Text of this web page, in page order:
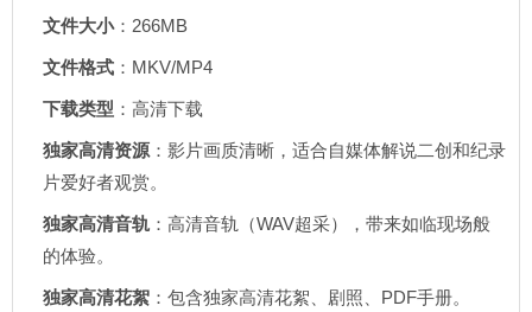
文件大小：266MB
文件格式 ：MKV/MP4
下载类型 ：高清下载
独家高清资源 ：影片画质清晰，适合自媒体解说二创和纪录
片爱好者观赏。
独家高清音轨 ：高清音轨（WAV超采），带来如临现场般
的体验。
独家高清花絮 ：包含独家高清花絮、剧照、PDF手册。